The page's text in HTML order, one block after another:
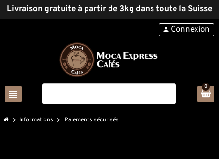
Livraison gratuite à partir de 3kg dans toute la Suisse
view_headline
person Connexion
0
chevron_right Informations chevron_right Paiements sécurisés